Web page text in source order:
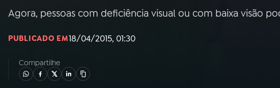
03 PROGRAMAÇÃO
05PODCASTS
Agora, pessoas com deficiência visual ou com baixa visão
PUBLICADO EM18/04/2015, 01:30
Compartilhe